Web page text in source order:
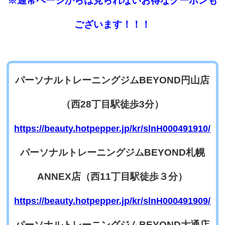
ございます！！！
パーソナルトレーニングジムBEYOND円山店
（西28丁目駅徒歩3分）
https://beauty.hotpepper.jp/kr/slnH000491910/
パーソナルトレーニングジムBEYOND札幌
ANNEX店（西11丁目駅徒歩３分）
https://beauty.hotpepper.jp/kr/slnH000491909/